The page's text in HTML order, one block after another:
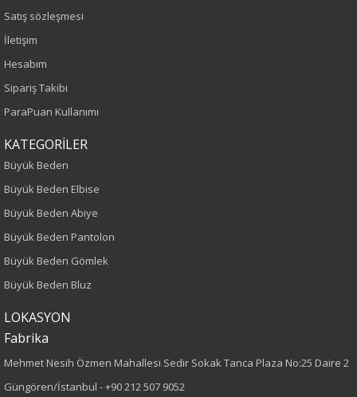
İlkbahar-Yaz
Yaş Grubu
Yetişkin
Büyük Beden
75
Örme
Düz
Satış sözleşmesi
İletişim
Hesabım
Sipariş Takibi
ParaPuan Kullanımı
KATEGORİLER
Büyük Beden
Büyük Beden Elbise
Büyük Beden Abiye
Büyük Beden Pantolon
Büyük Beden Gömlek
Büyük Beden Bluz
LOKASYON
Fabrika
Mehmet Nesih Özmen Mahallesi Sedir Sokak Tanca Plaza No:25 Daire 2
Güngören/İstanbul -+90 212 507 9052